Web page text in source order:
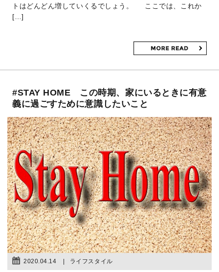
トはどんどん増していくるでしょう。 ここでは、これか
[…]
#STAY HOME この時期、家にいるときに有意
義に過ごすために意識したいこと
2020.04.14 ライフスタイル